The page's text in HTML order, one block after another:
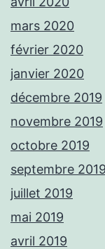
mars 2020
février 2020
janvier 2020
décembre 2019
novembre 2019
octobre 2019
septembre 2019
juillet 2019
mai 2019
avril 2019